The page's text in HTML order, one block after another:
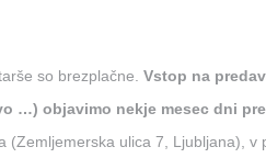
so brezplačne. Vstop na
…) objavimo nekje mesec dni
(Zemljemerska ulica 7, Ljubljana),